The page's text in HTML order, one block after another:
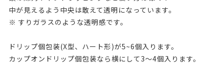
中が見えるよう中央は敢えて透明になっています。
※ すりガラスのような透明感です。
ドリップ個包装(X型、ハート形)が5~6個入ります。
カップオンドリップ個包装なら横にして3～4個入ります。